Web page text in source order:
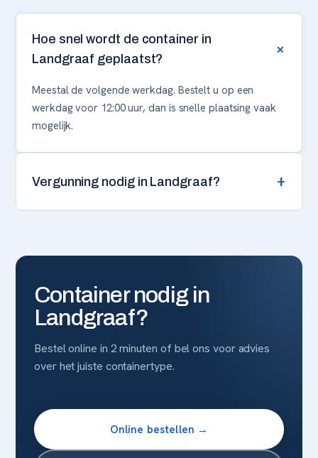
Hoe snel wordt de container in
Landgraaf geplaatst?
+
Meestal de volgende werkdag. Bestelt u op een
werkdag voor 12:00 uur, dan is snelle plaatsing vaak
mogelijk.
Vergunning nodig in Landgraaf? +
Container nodig in
Landgraaf?
Bestel online in 2 minuten of bel ons voor advies
over het juiste containertype.
Online bestellen →